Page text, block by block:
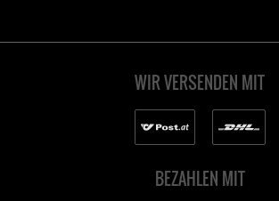
WIR VERSENDEN MIT
BEZAHLEN MIT